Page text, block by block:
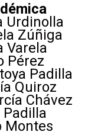
Urdinolla
Zúñiga
Varela
Pérez
Padilla
Quiroz
Chávez
Montes